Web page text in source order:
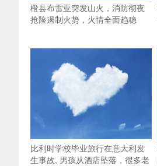
橙县布雷亚突发山火，消防彻夜
抢险遏制火势，火情全面趋稳
比利时学校毕业旅行在意大利发
生事故, 男孩从酒店坠落，很多老